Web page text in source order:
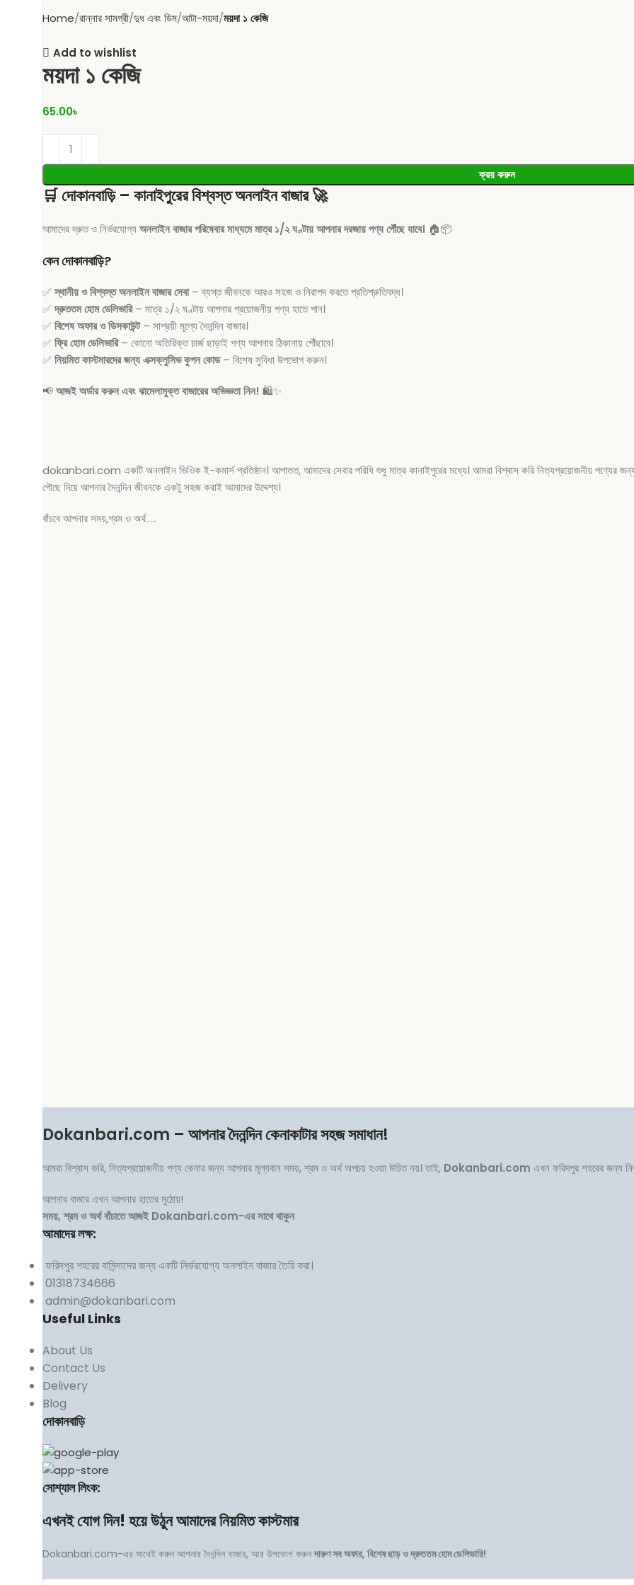
Home রান্নার সামগ্রী দুধ এবং ডিম আটা-ময়দা ময়দা ১ কেজি
Add to wishlist
ময়দা ১ কেজি
65.00৳
ক্রয় করুন
🛒দোকানবাড়ি – কানাইপুরের বিশ্বস্ত অনলাইন বাজার🚀
আমাদের দ্রুত ও নির্ভরযোগ্যঅনলাইন বাজার পরিষেবার মাধ্যমে মাত্র ১/২ ঘণ্টায় আপনার দরজায় পণ্য পৌঁছে যাবে। 🏠📦
কেন দোকানবাড়ি?
✅স্থানীয় ও বিশ্বস্ত অনলাইন বাজার সেবা– ব্যস্ত জীবনকে আরও সহজ ও নিরাপদ করতে প্রতিশ্রুতিবদ্ধ।
✅দ্রুততম হোম ডেলিভারি– মাত্র ১/২ ঘণ্টায় আপনার প্রয়োজনীয় পণ্য হাতে পান।
✅ বিশেষ অফার ও ডিসকাউন্ট– সাশ্রয়ী মূল্যে দৈনন্দিন বাজার।
✅ ফ্রি হোম ডেলিভারি– কোনো অতিরিক্ত চার্জ ছাড়াই পণ্য আপনার ঠিকানায় পৌঁছাবে।
✅ নিয়মিত কাস্টমারদের জন্য এক্সক্লুসিভ কুপন কোড– বিশেষ সুবিধা উপভোগ করুন।
📢আজই অর্ডার করুন এবং ঝামেলামুক্ত বাজারের অভিজ্ঞতা নিন! 🛍️✨
dokanbari.com একটি অনলাইন ভিওিক ই-কমার্স প্রতিষ্ঠান। আপাতত, আমাদের সেবার পরিধি শুধু মাত্র কানাইপুরের মধ্যে। আমরা বিশ্বাস করি নিত্যপ্রয়োজনীয় পণ্যের
পৌছে দিয়ে আপনার দৈনন্দিন জীবনকে একটু সহজ করাই আমাদের উদ্দেশ্য।
বাঁচবে আপনার সময়,শ্রম ও অর্থ…..
Dokanbari.com – আপনার দৈনন্দিন কেনাকাটার সহজ সমাধান!
আমরা বিশ্বাস করি, নিত্যপ্রয়োজনীয় পণ্য কেনার জন্য আপনার মূল্যবান সময়, শ্রম ও অর্থ অপচয় হওয়া উচিত নয়। তাই, Dokanbari.com এখন ফরিদপুর শহরের জন্য
আপনার বাজার এখন আপনার হাতের মুঠোয়!
সময়, শ্রম ও অর্থ বাঁচাতে আজই Dokanbari.com-এর সাথে থাকুন
আমাদের লক্ষ:
ফরিদপুর শহরের বাসিন্দাদের জন্য একটি নির্ভরযোগ্য অনলাইন বাজার তৈরি করা।
01318734666
admin@dokanbari.com
Useful Links
About Us
Contact Us
Delivery
Blog
দোকানবাড়ি
সোশ্যাল লিংক:
এখনই যোগ দিন! হয়ে উঠুন আমাদের নিয়মিত কাস্টমার
Dokanbari.com-এর সাথেই করুন আপনার দৈনন্দিন বাজার, আর উপভোগ করুনদারুণ সব অফার, বিশেষ ছাড় ও দ্রুততম হোম ডেলিভারি!